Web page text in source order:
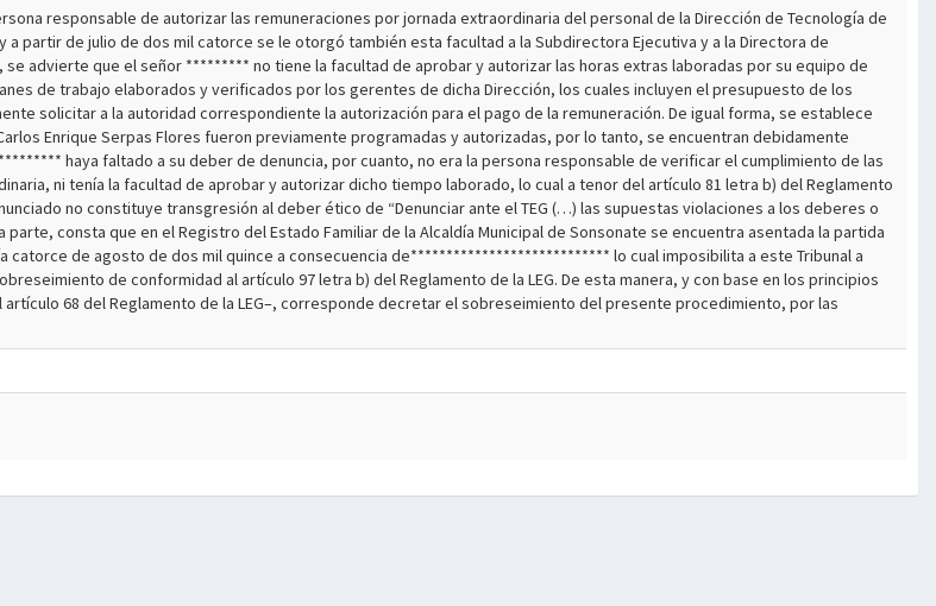
responsable de autorizar las remuneraciones por jornada extraordinaria del personal de la Dirección de Tecnología de
partir de julio de dos mil catorce se le otorgó también esta facultad a la Subdirectora Ejecutiva y a la Directora de
advierte que el señor ********* no tiene la facultad de aprobar y autorizar las horas extras laboradas por su equipo de
de trabajo elaborados y verificados por los gerentes de dicha Dirección, los cuales incluyen el presupuesto de los
solicitar a la autoridad correspondiente la autorización para el pago de la remuneración. De igual forma, se establece
Enrique Serpas Flores fueron previamente programadas y autorizadas, por lo tanto, se encuentran debidamente
haya faltado a su deber de denuncia, por cuanto, no era la persona responsable de verificar el cumplimiento de las
ni tenía la facultad de aprobar y autorizar dicho tiempo laborado, lo cual a tenor del artículo 81 letra b) del Reglamento
no constituye transgresión al deber ético de “Denunciar ante el TEG (…) las supuestas violaciones a los deberes o
consta que en el Registro del Estado Familiar de la Alcaldía Municipal de Sonsonate se encuentra asentada la partida
catorce de agosto de dos mil quince a consecuencia de**************************** lo cual imposibilita a este Tribunal a
de conformidad al artículo 97 letra b) del Reglamento de la LEG. De esta manera, y con base en los principios
68 del Reglamento de la LEG–, corresponde decretar el sobreseimiento del presente procedimiento, por las